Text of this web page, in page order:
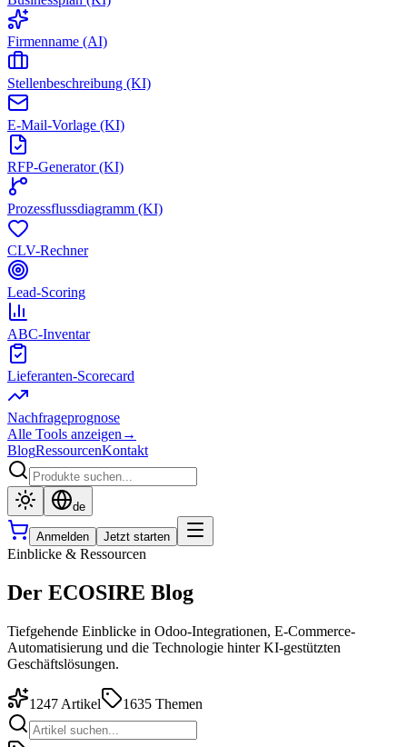
Firmenname (AI)
Stellenbeschreibung (KI)
E-Mail-Vorlage (KI)
RFP-Generator (KI)
Prozessflussdiagramm (KI)
CLV-Rechner
Lead-Scoring
ABC-Inventar
Lieferanten-Scorecard
Nachfrageprognose
Alle Tools anzeigen →
BlogRessourcenKontakt
de
Anmelden Jetzt starten
Einblicke & Ressourcen
Der ECOSIRE Blog
Tiefgehende Einblicke in Odoo-Integrationen, E-Commerce-
Automatisierung und die Technologie hinter KI-gestützten
Geschäftslösungen.
1247 Artikel 1635 Themen